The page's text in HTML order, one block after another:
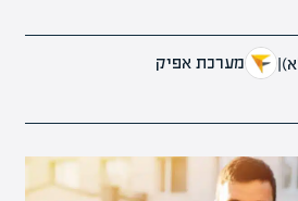
| מערכת אפיק